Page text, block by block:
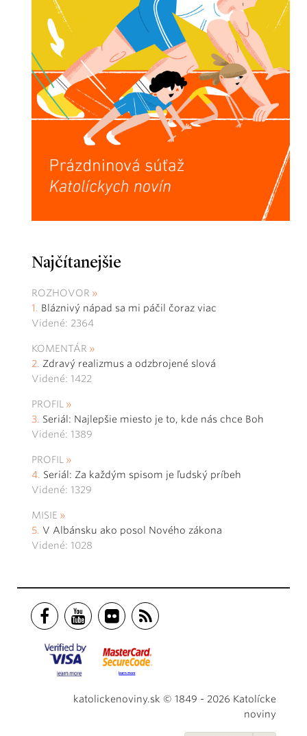
Najčítanejšie
ROZHOVOR
Bláznivý nápad sa mi páčil čoraz viac
Videné: 2364
KOMENTÁR
Zdravý realizmus a odzbrojené slová
Videné: 1422
PROFIL
Seriál: Najlepšie miesto je to, kde nás chce Boh
Videné: 1389
PROFIL
Seriál: Za každým spisom je ľudský príbeh
Videné: 1329
MISIE
V Albánsku ako posol Nového zákona
Videné: 1028
katolickenoviny.sk © 1849 - 2026 Katolícke
noviny